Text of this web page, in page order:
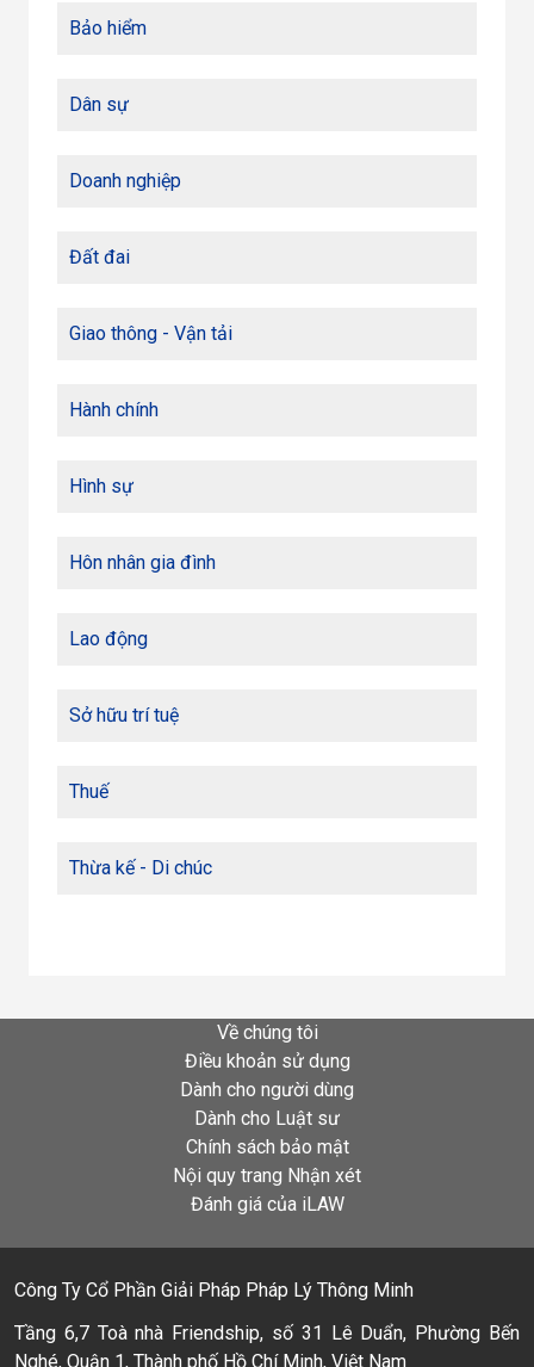
Bảo hiểm
Dân sự
Doanh nghiệp
Đất đai
Giao thông - Vận tải
Hành chính
Hình sự
Hôn nhân gia đình
Lao động
Sở hữu trí tuệ
Thuế
Thừa kế - Di chúc
Về chúng tôi
Điều khoản sử dụng
Dành cho người dùng
Dành cho Luật sư
Chính sách bảo mật
Nội quy trang Nhận xét
Đánh giá của iLAW
Công Ty Cổ Phần Giải Pháp Pháp Lý Thông Minh
Tầng 6,7 Toà nhà Friendship, số 31 Lê Duẩn, Phường Bến
Nghé, Quận 1, Thành phố Hồ Chí Minh, Việt Nam